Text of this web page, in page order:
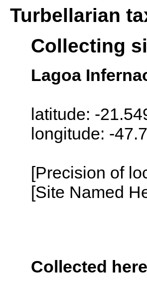
Turbellarian
Collecting
Lagoa
latitude: -
longitude: -
[Precision of
[Site Named
Collected